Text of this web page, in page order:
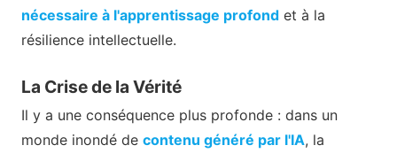
nécessaire à l'apprentissage profond et à la
résilience intellectuelle.
La Crise de la Vérité
Il y a une conséquence plus profonde : dans un
monde inondé de contenu généré par l'IA, la